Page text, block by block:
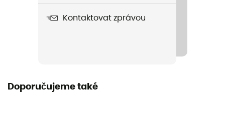
Pláštěnka
Kontaktovat zprávou
Doporučujeme také